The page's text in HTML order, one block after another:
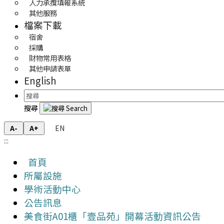
人力承攬填報系統
其他服務
檔案下載
宿舍
採購
財物常用表格
其他申請表單
English
搜尋
A- A+
EN
:::
首頁
所屬設施
學術活動中心
公告訊息
美食街A01櫃「壹品苑」開幕活動資訊公告